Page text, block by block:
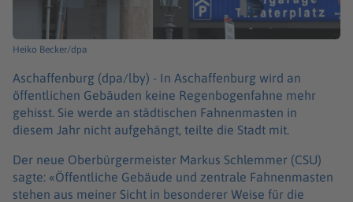
Heiko Becker/dpa
Aschaffenburg (dpa/lby) - In Aschaffenburg wird an
öffentlichen Gebäuden keine Regenbogenfahne mehr
gehisst. Sie werde an städtischen Fahnenmasten in
diesem Jahr nicht aufgehängt, teilte die Stadt mit.
Der neue Oberbürgermeister Markus Schlemmer (CSU)
sagte: «Öffentliche Gebäude und zentrale Fahnenmasten
stehen aus meiner Sicht in besonderer Weise für die